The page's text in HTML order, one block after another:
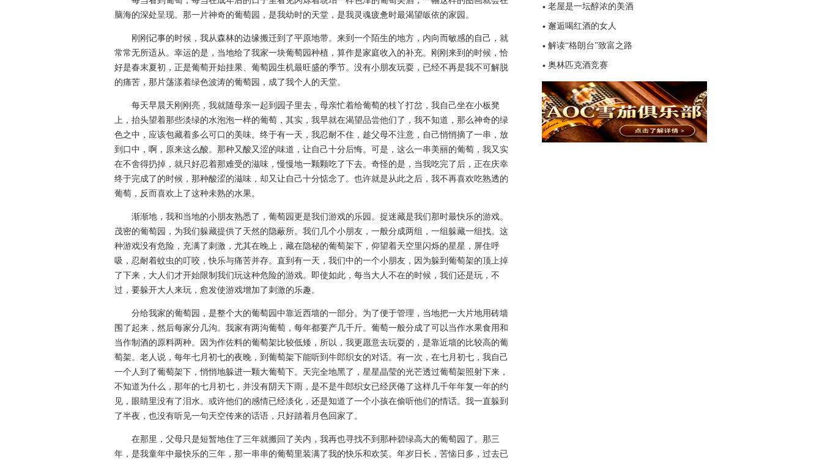
脑海的深处呈现。那一片神奇的葡萄园，是我幼时的天堂，是我灵魂疲惫时最渴望皈依的家园。
刚刚记事的时候，我从森林的边缘搬迁到了平原地带。来到一个陌生的地方，内向而敏感的自己，就
常常无所适从。幸运的是，当地给了我家一块葡萄园种植，算作是家庭收入的补充。刚刚来到的时候，恰
好是春末夏初，正是葡萄开始挂果、葡萄园生机最旺盛的季节。没有小朋友玩耍，已经不再是我不可解脱
的痛苦，那片荡漾着绿色波涛的葡萄园，成了我个人的天堂。
每天早晨天刚刚亮，我就随母亲一起到园子里去，母亲忙着给葡萄的枝丫打岔，我自己坐在小板凳
上，抬头望着那些淡绿的水泡泡一样的葡萄，其实，我早就在渴望品尝他们了，我不知道，那么神奇的绿
色之中，应该包藏着多么可口的美味。终于有一天，我忍耐不住，趁父母不注意，自己悄悄摘了一串，放
到口中，啊，原来这么酸。那种又酸又涩的味道，让自己十分后悔。可是，这么一串美丽的葡萄，我又实
在不舍得扔掉，就只好忍着那难受的滋味，慢慢地一颗颗吃了下去。奇怪的是，当我吃完了后，正在庆幸
终于完成了的时候，那种酸涩的滋味，却又让自己十分惦念了。也许就是从此之后，我不再喜欢吃熟透的
葡萄，反而喜欢上了这种未熟的水果。
渐渐地，我和当地的小朋友熟悉了，葡萄园更是我们游戏的乐园。捉迷藏是我们那时最快乐的游戏。
茂密的葡萄园，为我们躲藏提供了天然的隐蔽所。我们几个小朋友，一般分成两组，一组躲藏一组找。这
种游戏没有危险，充满了刺激，尤其在晚上，藏在隐秘的葡萄架下，仰望着天空里闪烁的星星，屏住呼
吸，忍耐着蚊虫的叮咬，快乐与痛苦并存。直到有一天，我们中的一个小朋友，因为躲到葡萄架的顶上掉
了下来，大人们才开始限制我们玩这种危险的游戏。即使如此，每当大人不在的时候，我们还是玩，不
过，要躲开大人来玩，愈发使游戏增加了刺激的乐趣。
分给我家的葡萄园，是整个大的葡萄园中靠近西墙的一部分。为了便于管理，当地把一大片地用砖墙
围了起来，然后每家分几沟。我家有两沟葡萄，每年都要产几千斤。葡萄一般分成了可以当作水果食用和
当作制酒的原料两种。因为作佐料的葡萄架比较低矮，所以，我更愿意去玩耍的，是靠近墙的比较高的葡
萄架。老人说，每年七月初七的夜晚，到葡萄架下能听到牛郎织女的对话。有一次，在七月初七，我自己
一个人到了葡萄架下，悄悄地躲进一颗大葡萄下。天完全地黑了，星星晶莹的光芒透过葡萄架照射下来，
不知道为什么，那年的七月初七，并没有阴天下雨，是不是牛郎织女已经厌倦了这样几千年年复一年的约
见，眼睛里没有了泪水。或许他们的感情已经淡化，还是知道了一个小孩在偷听他们的情话。我一直躲到
了半夜，也没有听见一句天空传来的话语，只好踏着月色回家了。
在那里，父母只是短暂地住了三年就搬回了关内，我再也寻找不到那种碧绿高大的葡萄园了。那三
年，是我童年中最快乐的三年，那一串串的葡萄里装满了我的快乐和欢笑。年岁日长，苦恼日多，过去已
老屋是一坛醇浓的美酒
邂逅喝红酒的女人
解读“格朗台”致富之路
奥林匹克酒竞赛